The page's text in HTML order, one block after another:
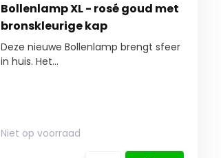
Bollenlamp XL - rosé goud met
bronskleurige kap
Deze nieuwe Bollenlamp brengt sfeer
in huis. Het...
Niet op voorraad